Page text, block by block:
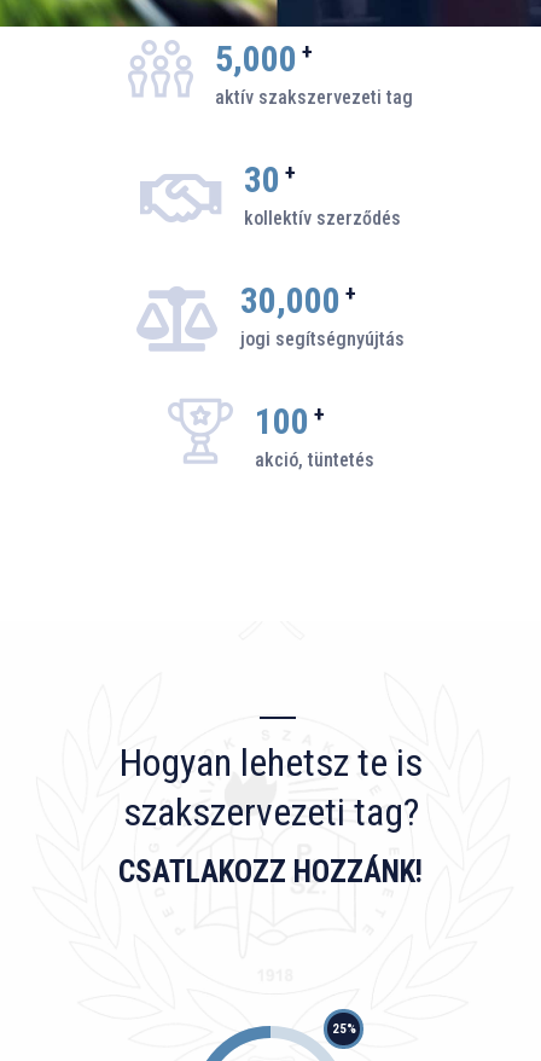
5,000 +
aktív szakszervezeti tag
30 +
kollektív szerződés
30,000 +
jogi segítségnyújtás
100 +
akció, tüntetés
Hogyan lehetsz te is
szakszervezeti tag?
CSATLAKOZZ HOZZÁNK!
25%